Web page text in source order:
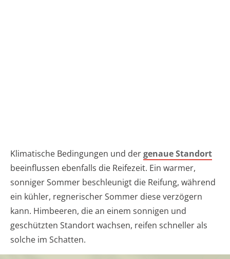
Klimatische Bedingungen und dergenaue Standort
beeinflussen ebenfalls die Reifezeit. Ein warmer,
sonniger Sommer beschleunigt die Reifung, während
ein kühler, regnerischer Sommer diese verzögern
kann. Himbeeren, die an einem sonnigen und
geschützten Standort wachsen, reifen schneller als
solche im Schatten.